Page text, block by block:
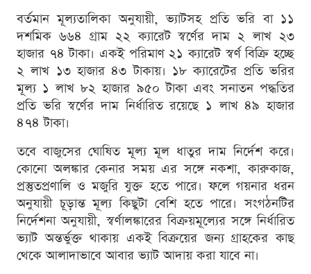
বর্তমান মূল্যতালিকা অনুযায়ী, ভ্যাটসহ প্রতি ভরি বা ১১
দশমিক ৬৬৪ গ্রাম ২২ ক্যারেট স্বর্ণের দাম ২ লাখ ২৩
হাজার ৭৪ টাকা। একই পরিমাণ ২১ ক্যারেট স্বর্ণ বিক্রি হচ্ছে
২ লাখ ১৩ হাজার ৪৩ টাকায়। ১৮ ক্যারেটের প্রতি ভরির
মূল্য ১ লাখ ৮২ হাজার ৯৫০ টাকা এবং সনাতন পদ্ধতির
প্রতি ভরি স্বর্ণের দাম নির্ধারিত রয়েছে ১ লাখ ৪৯ হাজার
৪৭৪ টাকা।
তবে বাজুসের ঘোষিত মূল্য মূল ধাতুর দাম নির্দেশ করে।
কোনো অলঙ্কার কেনার সময় এর সঙ্গে নকশা, কারুকাজ,
প্রস্তুতপ্রণালি ও মজুরি যুক্ত হতে পারে। ফলে গয়নার ধরন
অনুযায়ী চূড়ান্ত মূল্য কিছুটা বেশি হতে পারে। সংগঠনটির
নির্দেশনা অনুযায়ী, স্বর্ণালঙ্কারের বিক্রয়মূল্যের সঙ্গে নির্ধারিত
ভ্যাট অন্তর্ভুক্ত থাকায় একই বিক্রয়ের জন্য গ্রাহকের কাছ
থেকে আলাদাভাবে আবার ভ্যাট আদায় করা যাবে না।